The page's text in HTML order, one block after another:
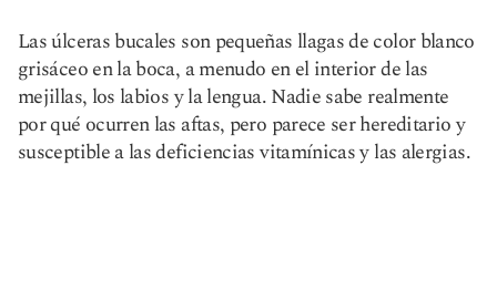
Las úlceras bucales son pequeñas llagas de color blanco
grisáceo en la boca, a menudo en el interior de las
mejillas, los labios y la lengua. Nadie sabe realmente
por qué ocurren las aftas, pero parece ser hereditario y
susceptible a las deficiencias vitamínicas y las alergias.